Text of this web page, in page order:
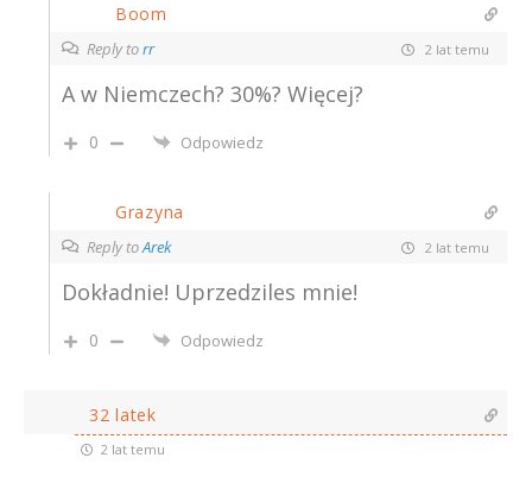
Boom
Reply torr 2 lat temu
A w Niemczech? 30%? Więcej?
0 Odpowiedz
Grazyna
Reply toArek 2 lat temu
Dokładnie! Uprzedziles mnie!
0 Odpowiedz
32 latek
2 lat temu